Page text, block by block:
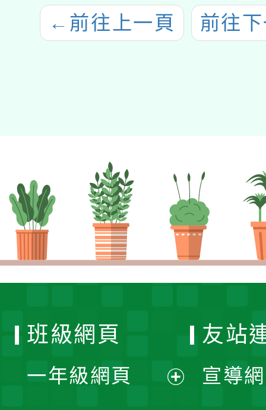
← 前往上一頁 前往
班級網頁
一年級網頁
友站
宣導